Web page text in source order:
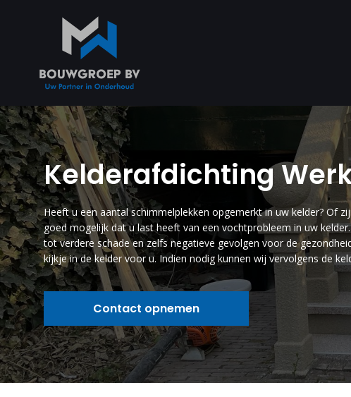
Kelderafdichting
Heeft u een aantal schimmelplekken opgemerkt in uw kelder? Of
goed mogelijk dat u last heeft van een vochtprobleem in uw
tot verdere schade en zelfs negatieve gevolgen voor de
kijkje in de kelder voor u. Indien nodig kunnen wij vervolgens de
Contact opnemen